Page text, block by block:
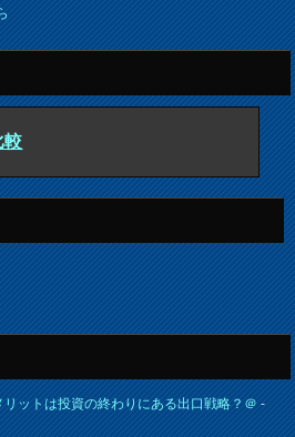
較
ットは投資の終わりにある出口戦略？＠-